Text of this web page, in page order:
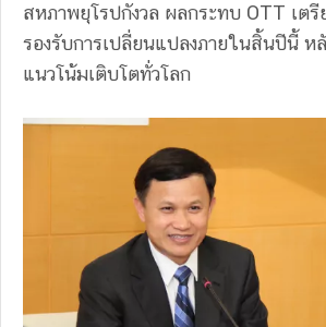
สหภาพยุโรปกังวล ผลกระทบ OTT เต
รองรับการเปลี่ยนแปลงภายในสิ้นปีนี้ ห
แนวโน้มเติบโตทั่วโลก